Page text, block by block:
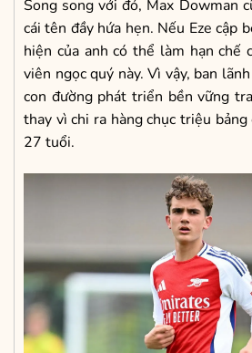
Song song với đó, Max Dowman
cái tên đầy hứa hẹn. Nếu Eze cập
hiện của anh có thể làm hạn chế
viên ngọc quý này. Vì vậy, ban
con đường phát triển bền vững
thay vì chi ra hàng chục triệu
27 tuổi.